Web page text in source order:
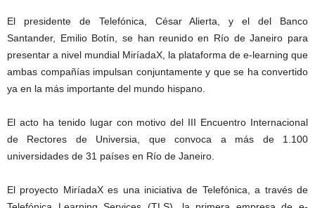
El presidente de Telefónica, César Alierta, y el del Banco
Santander, Emilio Botín, se han reunido en Río de Janeiro para
presentar a nivel mundial MiríadaX, la plataforma de e-learning que
ambas compañías impulsan conjuntamente y que se ha convertido
ya en la más importante del mundo hispano.
El acto ha tenido lugar con motivo del III Encuentro Internacional
de Rectores de Universia, que convoca a más de 1.100
universidades de 31 países en Río de Janeiro.
El proyecto MiríadaX es una iniciativa de Telefónica, a través de